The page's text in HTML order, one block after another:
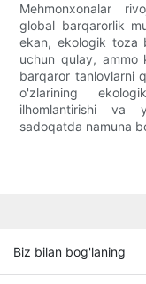
Mehmonxonalar
global barqarorlik
ekan, ekologik toza
uchun qulay, ammo
barqaror tanlovlarni
o'zlarining
ilhomlantirishi va
sadoqatda namuna
Biz bilan bog'laning